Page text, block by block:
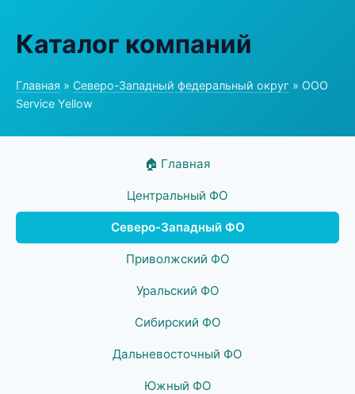
Каталог компаний
Главная » Северо-Западный федеральный округ » ООО
Service Yellow
🏠 Главная
Центральный ФО
Северо-Западный ФО
Приволжский ФО
Уральский ФО
Сибирский ФО
Дальневосточный ФО
Южный ФО